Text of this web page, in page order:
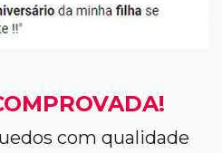
com qualidade